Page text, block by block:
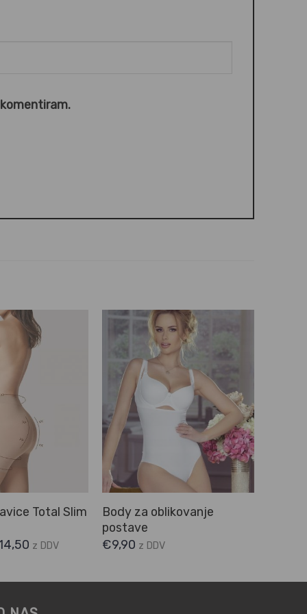
Total Slim
z DDV
Body za oblikovanje
postave
€9,90 z DDV